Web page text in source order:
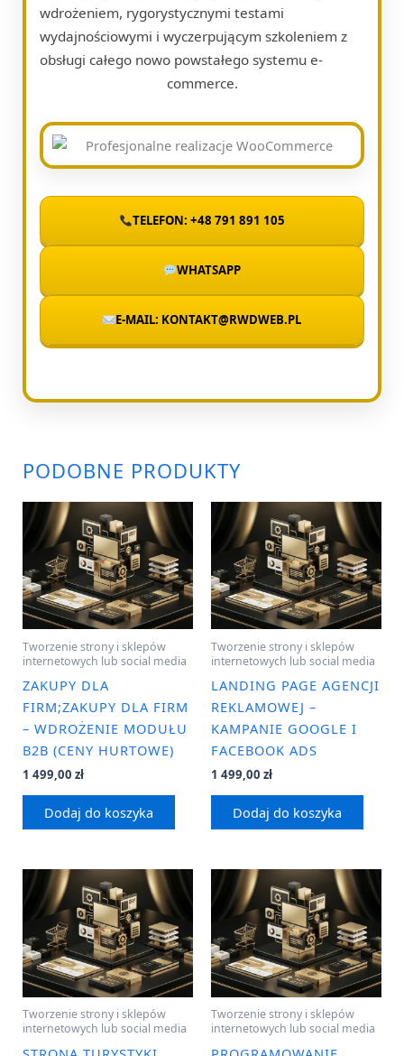
wdrożeniem, rygorystycznymi testami
wydajnościowymi i wyczerpującym szkoleniem z
obsługi całego nowo powstałego systemu e-
commerce.
TELEFON: +48 791 891 105
WHATSAPP
E-MAIL: KONTAKT@RWDWEB.PL
PODOBNE PRODUKTY
Tworzenie strony i sklepów
internetowych lub social media
ZAKUPY DLA
FIRM;ZAKUPY DLA FIRM
– WDROŻENIE MODUŁU
B2B (CENY HURTOWE)
1 499,00 zł
Dodaj do koszyka
Tworzenie strony i sklepów
internetowych lub social media
LANDING PAGE AGENCJI
REKLAMOWEJ –
KAMPANIE GOOGLE I
FACEBOOK ADS
1 499,00 zł
Dodaj do koszyka
Tworzenie strony i sklepów
internetowych lub social media
Tworzenie strony i sklepów
internetowych lub social media